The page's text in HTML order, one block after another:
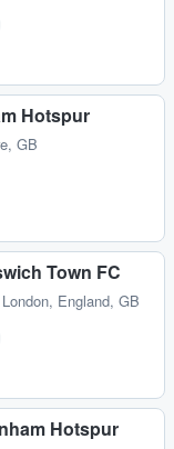
Hotspur
GB
Town FC
London, England, GB
Hotspur